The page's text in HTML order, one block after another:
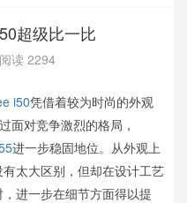
超级比一比
阅读 2294
i50凭借着较为时尚的外观
面对竞争激烈的格局，
进一步稳固地位。从外观上
太大区别，但却在设计工艺
进一步在细节方面得以提